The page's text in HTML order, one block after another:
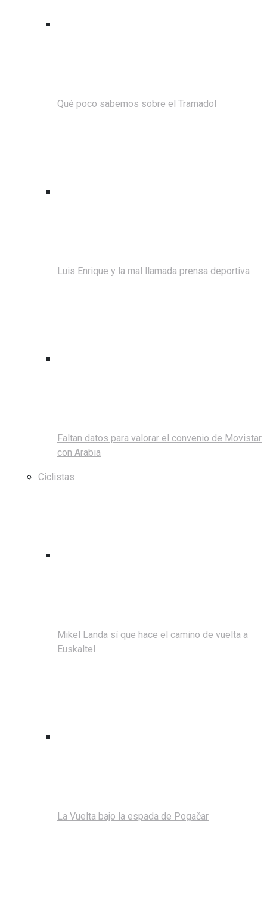
Qué poco sabemos sobre el Tramadol
Luis Enrique y la mal llamada prensa deportiva
Faltan datos para valorar el convenio de Movistar
con Arabia
Ciclistas
Mikel Landa sí que hace el camino de vuelta a
Euskaltel
La Vuelta bajo la espada de Pogačar